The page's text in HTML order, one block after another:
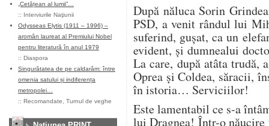
„Cetățean al lumii”…
:: Interviurile Naţiunii
Odysseas Elytis (1911 – 1996) –
aromân laureat al Premiului Nobel
pentru literatură în anul 1979
:: Diaspora
Singurătatea de pe caldarâm: între
omenia satului și indiferența
metropolei…
:: Recomandate Turnul de veghe
După năluca Sorin
PSD, a venit rândul lui
suferind, guşat, ca un
evident, şi dumnealui
La care, după atâta
Oprea şi Coldea, săracii,
în istoria… Serviciilor!
Este lamentabil ce s-a
lui Dragnea! Într-o năucire